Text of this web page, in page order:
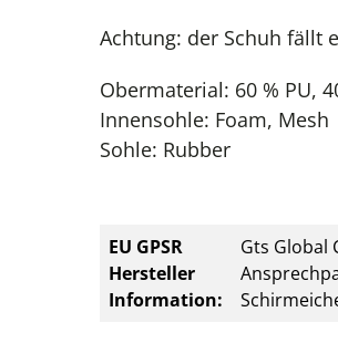
Achtung: der Schuh fällt
Obermaterial: 60 % PU,
Innensohle: Foam, Mesh
Sohle: Rubber
EU GPSR
Hersteller
Information:
Gts Global